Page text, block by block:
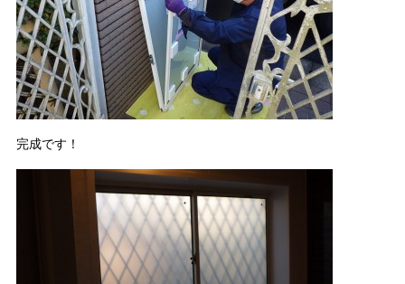
完成です！